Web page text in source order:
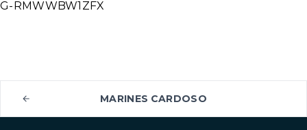
G-RMWWBW1ZFX
MARINES CARDOSO